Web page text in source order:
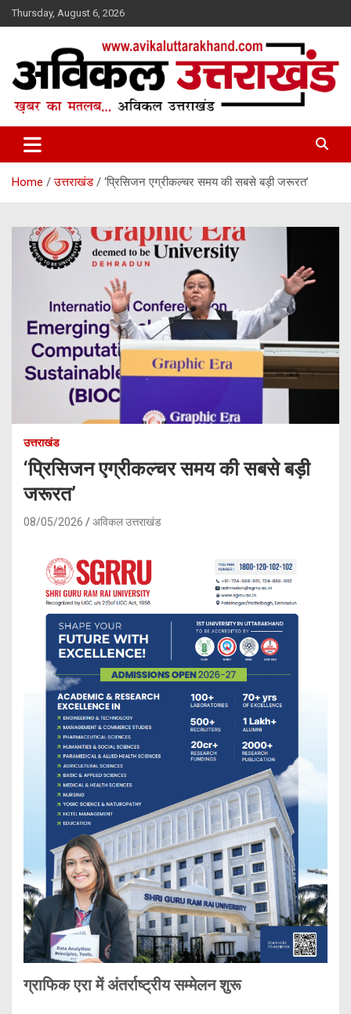
Skip
to
Thursday, August 6, 2026
Avikal Uttarakhand
Home उत्तराखंड ‘प्रिसिजन एग्रीकल्चर समय की सबसे बड़ी जरूरत’
उत्तराखंड
‘प्रिसिजन एग्रीकल्चर समय की सबसे बड़ी
जरूरत’
08/05/2026 अविकल उत्तराखंड
ग्राफिक एरा में अंतर्राष्ट्रीय सम्मेलन शुरू